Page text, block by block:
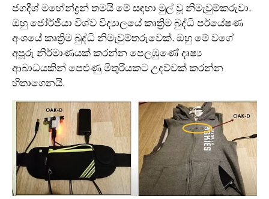
ජගදීශ් මහේන්ද්‍රන් තමයි මේ සඳහා මුල් වූ නිමැවුම්කරුවා.
ඔහු ජෝර්ජියා විශ්ව විද්‍යාලයේ කෘත්‍රිම බුද්ධි පර්යේෂණ
අංශයේ කෘත්‍රිම බුද්ධි නිමැවුම්තරුවෙක්. ඔහු මේ වගේ
අපූරු නිර්මාණයක් කරන්න පෙලඹුණේ දෘෂ්‍ය
ආබාධයකින් පෙළුණු මිතුරියකට උදව්වක් කරන්න
හිතාගෙනයි.